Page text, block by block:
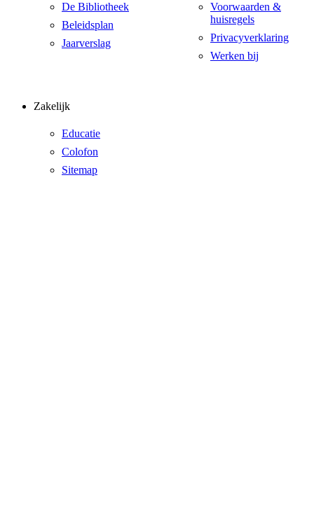
De Bibliotheek
Beleidsplan
Jaarverslag
Voorwaarden &
huisregels
Privacyverklaring
Werken bij
Zakelijk
Educatie
Colofon
Sitemap